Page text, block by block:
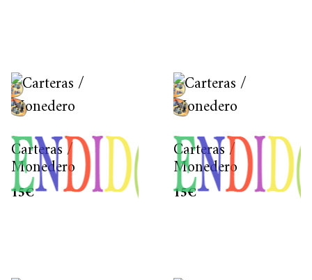
Carteras /
Monedero
15€
Carteras /
Monedero
15€